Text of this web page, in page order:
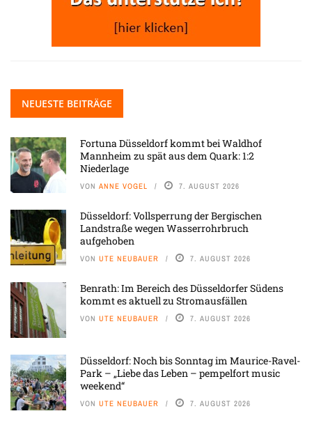
NEUESTE BEITRÄGE
Fortuna Düsseldorf kommt bei Waldhof
Mannheim zu spät aus dem Quark: 1:2
Niederlage
VON ANNE VOGEL 7. AUGUST 2026
Düsseldorf: Vollsperrung der Bergischen
Landstraße wegen Wasserrohrbruch
aufgehoben
VON UTE NEUBAUER 7. AUGUST 2026
Benrath: Im Bereich des Düsseldorfer Südens
kommt es aktuell zu Stromausfällen
VON UTE NEUBAUER 7. AUGUST 2026
Düsseldorf: Noch bis Sonntag im Maurice-Ravel-
Park – „Liebe das Leben – pempelfort music
weekend“
VON UTE NEUBAUER 7. AUGUST 2026